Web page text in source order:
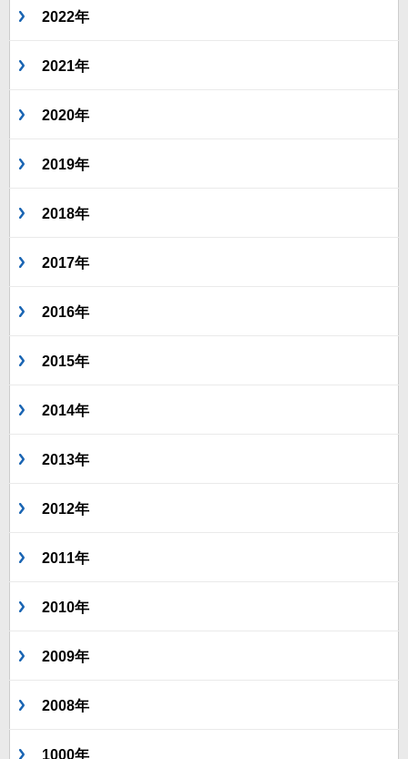
2022年
2021年
2020年
2019年
2018年
2017年
2016年
2015年
2014年
2013年
2012年
2011年
2010年
2009年
2008年
1000年